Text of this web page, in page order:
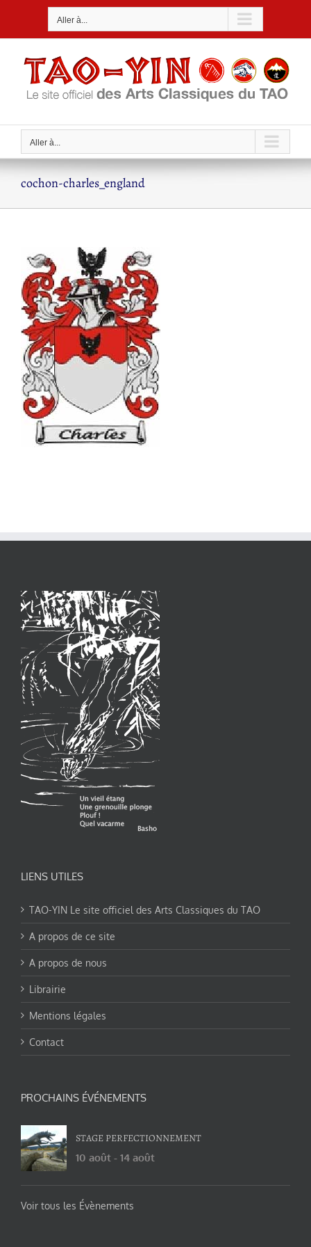
Aller à...
Aller à...
cochon-charles_england
LIENS UTILES
TAO-YIN Le site officiel des Arts Classiques du TAO
A propos de ce site
A propos de nous
Librairie
Mentions légales
Contact
PROCHAINS ÉVÉNEMENTS
STAGE PERFECTIONNEMENT
10 août - 14 août
Voir tous les Évènements